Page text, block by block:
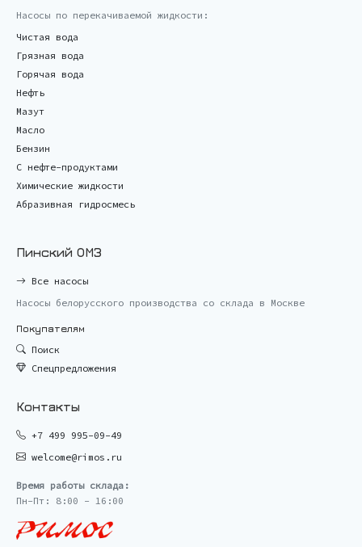
Насосы по перекачиваемой жидкости:
Чистая вода
Грязная вода
Горячая вода
Нефть
Мазут
Масло
Бензин
С нефте-продуктами
Химические жидкости
Абразивная гидросмесь
Пинский ОМЗ
Все насосы
Насосы белорусского производства со склада в Москве
Покупателям
Поиск
Спецпредложения
Контакты
+7 499 995-09-49
welcome@rimos.ru
Время работы склада:
Пн-Пт: 8:00 - 16:00